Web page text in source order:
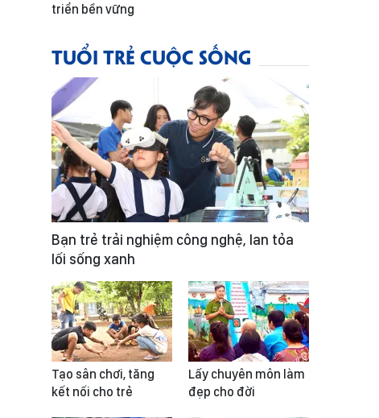
triển bền vững
TUỔI TRẺ CUỘC SỐNG
Bạn trẻ trải nghiệm công nghệ, lan tỏa
lối sống xanh
Tạo sân chơi, tăng
kết nối cho trẻ
Lấy chuyên môn làm
đẹp cho đời